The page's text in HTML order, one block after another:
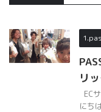
リ
EC
にち